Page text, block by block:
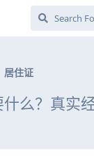
居住证
么？真实